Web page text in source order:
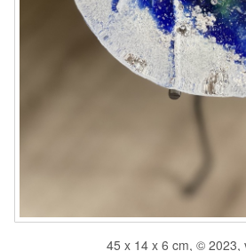
45 x 14 x 6 cm, © 2023,